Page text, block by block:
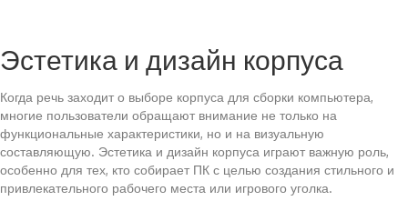
Эстетика и дизайн корпуса
Когда речь заходит о выборе корпуса для сборки компьютера,
многие пользователи обращают внимание не только на
функциональные характеристики, но и на визуальную
составляющую. Эстетика и дизайн корпуса играют важную роль,
особенно для тех, кто собирает ПК с целью создания стильного и
привлекательного рабочего места или игрового уголка.